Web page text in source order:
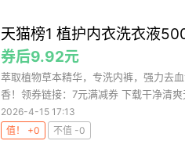
天猫榜1 植护内衣洗衣液
券后9.92元
萃取植物草本精华，专洗内裤，强力去
香！领券链接：7元满减券 下载干净清
2026-4-15 17:13
值！ +0
不值 -0